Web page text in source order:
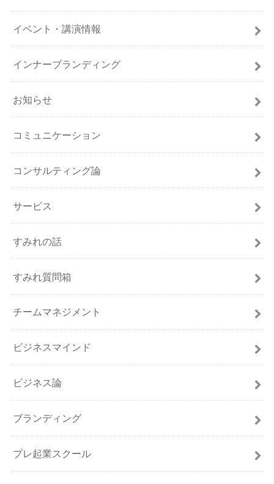
イベント・講演情報
インナーブランディング
お知らせ
コミュニケーション
コンサルティング論
サービス
すみれの話
すみれ質問箱
チームマネジメント
ビジネスマインド
ビジネス論
ブランディング
プレ起業スクール